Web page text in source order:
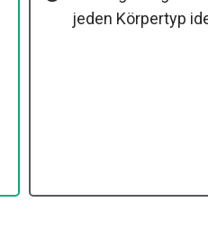
für jeden Körpertyp